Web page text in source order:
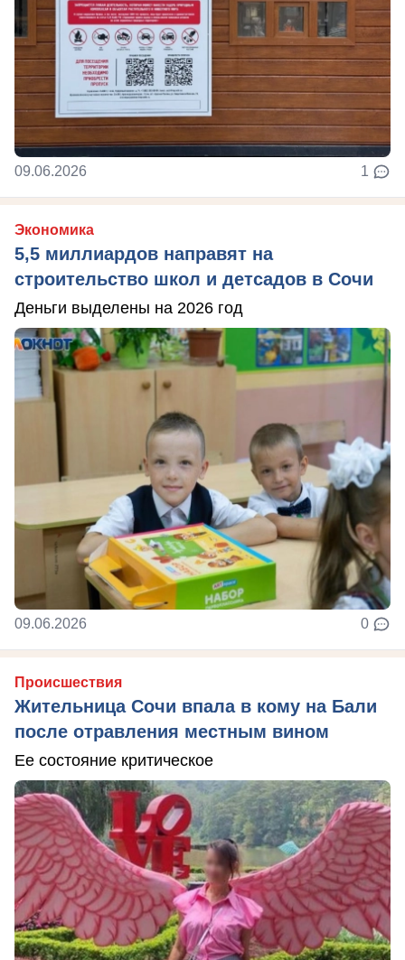
09.06.2026 1
Экономика
5,5 миллиардов направят на
строительство школ и детсадов в Сочи
Деньги выделены на 2026 год
09.06.2026 0
Происшествия
Жительница Сочи впала в кому на Бали
после отравления местным вином
Ее состояние критическое